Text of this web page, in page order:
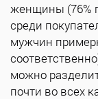
женщины (76%
среди
мужчин
можно
почти во всех